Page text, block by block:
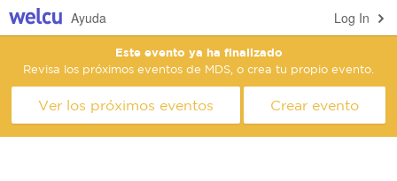
Log In
Ayuda
Este evento ya ha finalizado
Revisa los próximos eventos de MDS, o crea tu propio evento.
Ver los próximos eventos Crear evento